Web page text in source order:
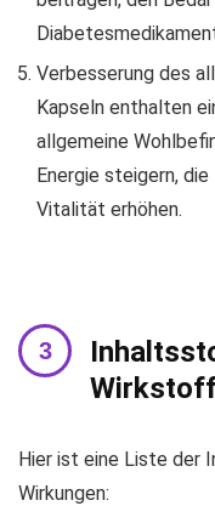
Verbesserung des
Kapseln enthalten
allgemeine
Energie steigern,
Vitalität erhöhen.
Hier ist eine Liste der
Wirkungen: